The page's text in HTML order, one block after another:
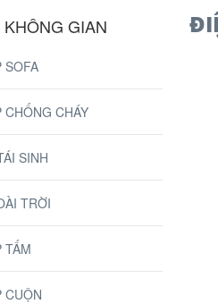
GIAN
SOFA
CHỐNG CHÁY
SINH
TRỜI
TẤM
CUỘN